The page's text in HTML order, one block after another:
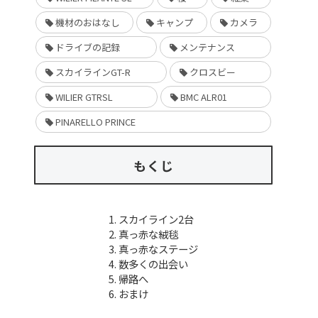
機材のおはなし
キャンプ
カメラ
ドライブの記録
メンテナンス
スカイラインGT-R
クロスビー
WILIER GTRSL
BMC ALR01
PINARELLO PRINCE
もくじ
スカイライン2台
真っ赤な絨毯
真っ赤なステージ
数多くの出会い
帰路へ
おまけ